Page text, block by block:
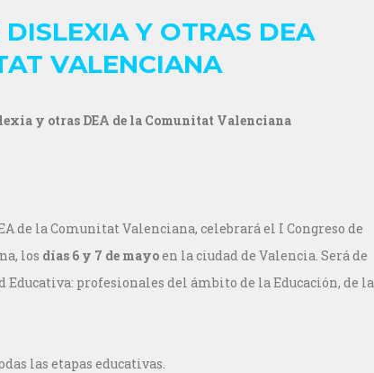
DISLEXIA Y OTRAS DEA
VALENCIANA
y otras DEA de la Comunitat Valenciana
de la Comunitat Valenciana, celebrará el I Congreso de
los días 6 y 7 de mayoen la ciudad de Valencia. Será de
profesionales del ámbito de la Educación, de la
las etapas educativas.